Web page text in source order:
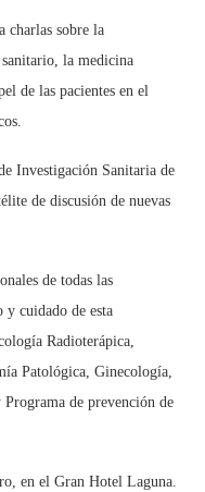
charlas sobre la
la medicina
de las pacientes en el
Investigación Sanitaria de
de discusión de nuevas
de todas las
y cuidado de esta
Radioterápica,
Patológica, Ginecología,
de prevención de
en el Gran Hotel Laguna.